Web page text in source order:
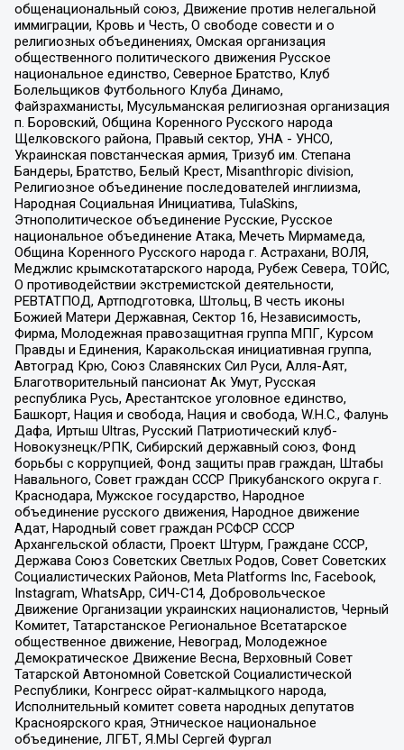
общенациональный союз, Движение против нелегальной
иммиграции, Кровь и Честь, О свободе совести и о
религиозных объединениях, Омская организация
общественного политического движения Русское
национальное единство, Северное Братство, Клуб
Болельщиков Футбольного Клуба Динамо,
Файзрахманисты, Мусульманская религиозная организация
п. Боровский, Община Коренного Русского народа
Щелковского района, Правый сектор, УНА - УНСО,
Украинская повстанческая армия, Тризуб им. Степана
Бандеры, Братство, Белый Крест, Misanthropic division,
Религиозное объединение последователей инглиизма,
Народная Социальная Инициатива, TulaSkins,
Этнополитическое объединение Русские, Русское
национальное объединение Атака, Мечеть Мирмамеда,
Община Коренного Русского народа г. Астрахани, ВОЛЯ,
Меджлис крымскотатарского народа, Рубеж Севера, ТОЙС,
О противодействии экстремистской деятельности,
РЕВТАТПОД, Артподготовка, Штольц, В честь иконы
Божией Матери Державная, Сектор 16, Независимость,
Фирма, Молодежная правозащитная группа МПГ, Курсом
Правды и Единения, Каракольская инициативная группа,
Автоград Крю, Союз Славянских Сил Руси, Алля-Аят,
Благотворительный пансионат Ак Умут, Русская
республика Русь, Арестантское уголовное единство,
Башкорт, Нация и свобода, Нация и свобода, W.H.С., Фалунь
Дафа, Иртыш Ultras, Русский Патриотический клуб-
Новокузнецк/РПК, Сибирский державный союз, Фонд
борьбы с коррупцией, Фонд защиты прав граждан, Штабы
Навального, Совет граждан СССР Прикубанского округа г.
Краснодара, Мужское государство, Народное
объединение русского движения, Народное движение
Адат, Народный совет граждан РСФСР СССР
Архангельской области, Проект Штурм, Граждане СССР,
Держава Союз Советских Светлых Родов, Совет Советских
Социалистических Районов, Meta Platforms Inc, Facebook,
Instagram, WhatsApp, СИЧ-С14, Добровольческое
Движение Организации украинских националистов, Черный
Комитет, Татарстанское Региональное Всетатарское
общественное движение, Невоград, Молодежное
Демократическое Движение Весна, Верховный Совет
Татарской Автономной Советской Социалистической
Республики, Конгресс ойрат-калмыцкого народа,
Исполнительный комитет совета народных депутатов
Красноярского края, Этническое национальное
объединение, ЛГБТ, Я.МЫ Сергей Фургал